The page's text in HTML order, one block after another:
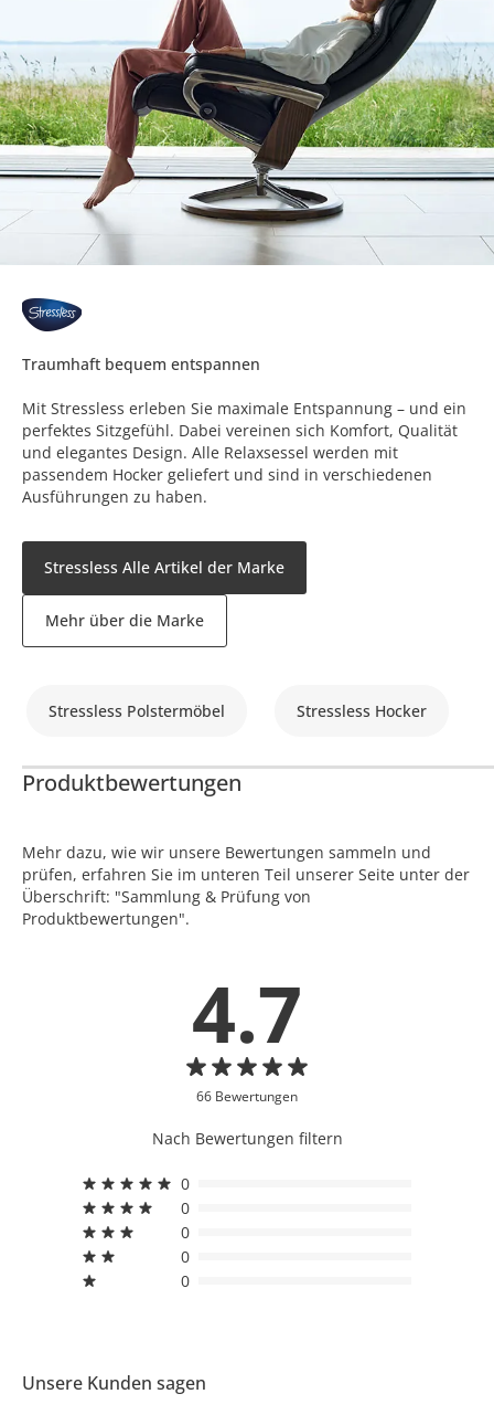
Traumhaft bequem entspannen
Mit Stressless erleben Sie maximale Entspannung – und ein
perfektes Sitzgefühl. Dabei vereinen sich Komfort, Qualität
und elegantes Design. Alle Relaxsessel werden mit
passendem Hocker geliefert und sind in verschiedenen
Ausführungen zu haben.
Stressless Alle Artikel der Marke
Mehr über die Marke
Stressless Polstermöbel Stressless Hocker
Produktbewertungen
Mehr dazu, wie wir unsere Bewertungen sammeln und
prüfen, erfahren Sie im unteren Teil unserer Seite unter der
Überschrift: "Sammlung & Prüfung von
Produktbewertungen".
4.7
66 Bewertungen
Nach Bewertungen filtern
0
0
0
0
0
Unsere Kunden sagen